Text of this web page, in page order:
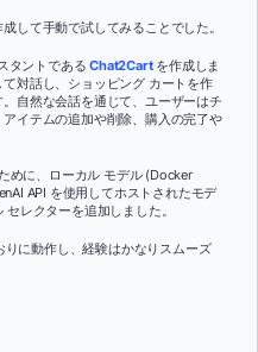
して手動で試してみることでした。
タントである Chat2Cartを作成しま
対話し、ショッピング カートを作
自然な会話を通じて、ユーザーはチ
イテムの追加や削除、購入の完了や
めに、ローカル モデル (Docker
API を使用してホストされたモデ
レクターを追加しました。
に動作し、経験はかなりスムーズ